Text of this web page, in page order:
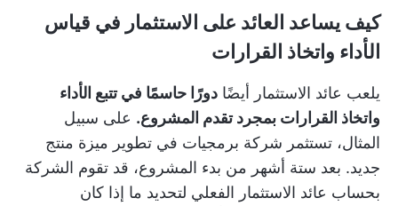
كيف يساعد العائد على الاستثمار في قياس
الأداء واتخاذ القرارات
يلعب عائد الاستثمار أيضًا دورًا حاسمًا في تتبع الأداء
واتخاذ القرارات بمجرد تقدم المشروع. على سبيل
المثال، تستثمر شركة برمجيات في تطوير ميزة منتج
جديد. بعد ستة أشهر من بدء المشروع، قد تقوم الشركة
بحساب عائد الاستثمار الفعلي لتحديد ما إذا كان